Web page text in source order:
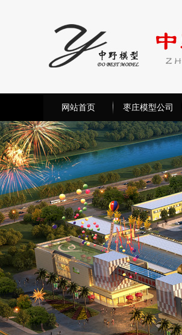
网站首页 枣庄模型公司